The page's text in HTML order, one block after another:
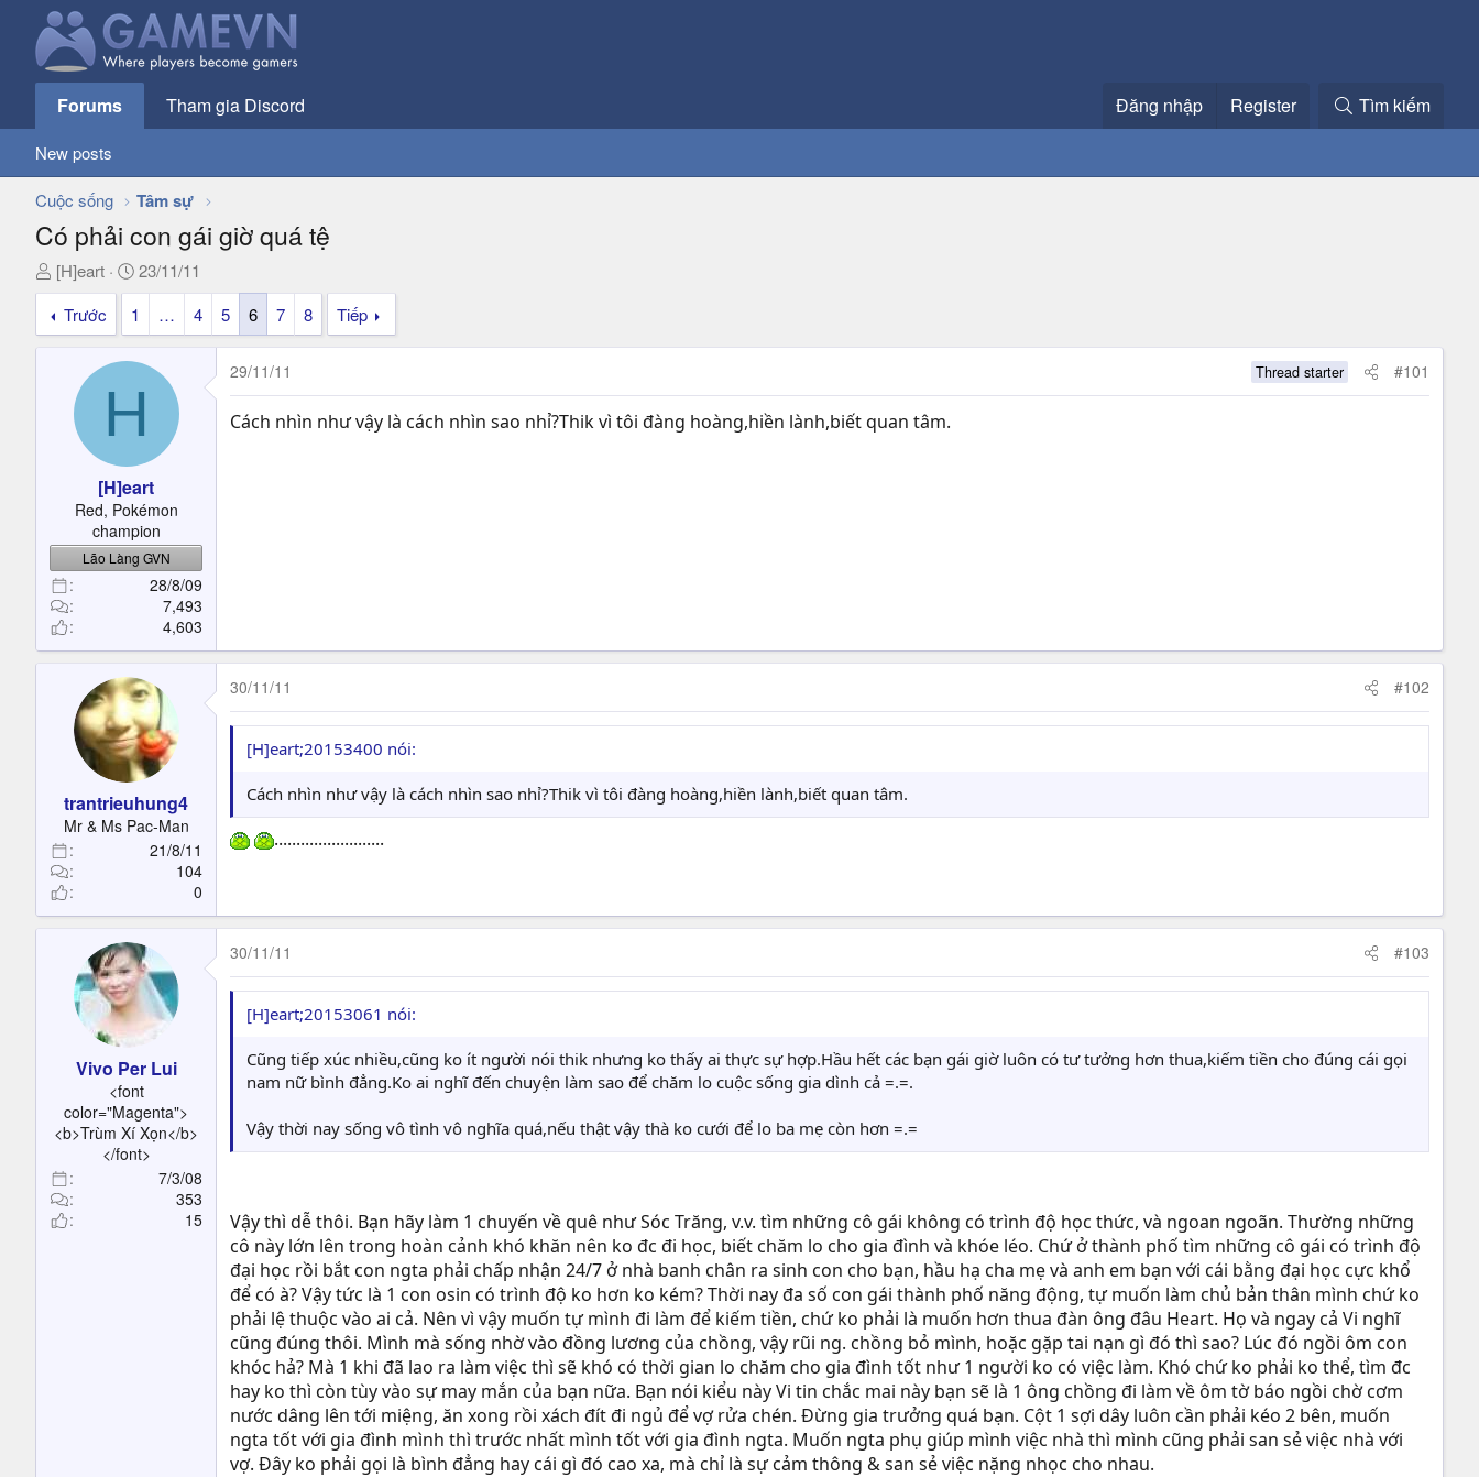
Forums Tham gia Discord Đăng nhập Register Tìm kiếm
New posts
Cuộc sống Tâm sự
Có phải con gái giờ quá tệ
T
h
e
r
[H]eart
N
g
y
g
i
23/11/11
Trước
1 … 4 5 6 7 8 Tiếp
H
[H]eart
Red, Pokémon
champion
Lão Làng GVN
28/8/09
7,493
4,603
29/11/11 Thread starter #101
Cách nhìn như vậy là cách nhìn sao nhỉ?Thik vì tôi đàng hoàng,hiền lành,biết quan tâm.
trantrieuhung4
Mr & Ms Pac-Man
21/8/11
104
0
30/11/11 #102
[H]eart;20153400 nói:
Cách nhìn như vậy là cách nhìn sao nhỉ?Thik vì tôi đàng hoàng,hiền lành,biết quan tâm.
.........................
Vivo Per Lui
<font
color="Magenta">
<b>Trùm Xí Xọn</b>
</font>
7/3/08
353
15
30/11/11 #103
[H]eart;20153061 nói:
Cũng tiếp xúc nhiều,cũng ko ít người nói thik nhưng ko thấy ai thực sự hợp.Hầu hết các bạn gái giờ luôn có tư tưởng hơn thua,kiếm tiền cho đúng cái gọi
nam nữ bình đẳng.Ko ai nghĩ đến chuyện làm sao để chăm lo cuộc sống gia dình cả =.=.
Vậy thời nay sống vô tình vô nghĩa quá,nếu thật vậy thà ko cưới để lo ba mẹ còn hơn =.=
Vậy thì dễ thôi. Bạn hãy làm 1 chuyến về quê như Sóc Trăng, v.v. tìm những cô gái không có trình độ học thức, và ngoan ngoãn. Thường những
cô này lớn lên trong hoàn cảnh khó khăn nên ko đc đi học, biết chăm lo cho gia đình và khóe léo. Chứ ở thành phố tìm những cô gái có trình độ
đại học rồi bắt con ngta phải chấp nhận 24/7 ở nhà banh chân ra sinh con cho bạn, hầu hạ cha mẹ và anh em bạn với cái bằng đại học cực khổ
để có à? Vậy tức là 1 con osin có trình độ ko hơn ko kém? Thời nay đa số con gái thành phố năng động, tự muốn làm chủ bản thân mình chứ ko
phải lệ thuộc vào ai cả. Nên vì vậy muốn tự mình đi làm để kiếm tiền, chứ ko phải là muốn hơn thua đàn ông đâu Heart. Họ và ngay cả Vi nghĩ
cũng đúng thôi. Mình mà sống nhờ vào đồng lương của chồng, vậy rũi ng. chồng bỏ mình, hoặc gặp tai nạn gì đó thì sao? Lúc đó ngồi ôm con
khóc hả? Mà 1 khi đã lao ra làm việc thì sẽ khó có thời gian lo chăm cho gia đình tốt như 1 người ko có việc làm. Khó chứ ko phải ko thể, tìm đc
hay ko thì còn tùy vào sự may mắn của bạn nữa. Bạn nói kiểu này Vi tin chắc mai này bạn sẽ là 1 ông chồng đi làm về ôm tờ báo ngồi chờ cơm
nước dâng lên tới miệng, ăn xong rồi xách đít đi ngủ để vợ rửa chén. Đừng gia trưởng quá bạn. Cột 1 sợi dây luôn cần phải kéo 2 bên, muốn
ngta tốt với gia đình mình thì trước nhất mình tốt với gia đình ngta. Muốn ngta phụ giúp mình việc nhà thì mình cũng phải san sẻ việc nhà với
vợ. Đây ko phải gọi là bình đẳng hay cái gì đó cao xa, mà chỉ là sự cảm thông & san sẻ việc nặng nhọc cho nhau.